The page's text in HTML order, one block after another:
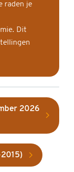
raden je
Dit
2026